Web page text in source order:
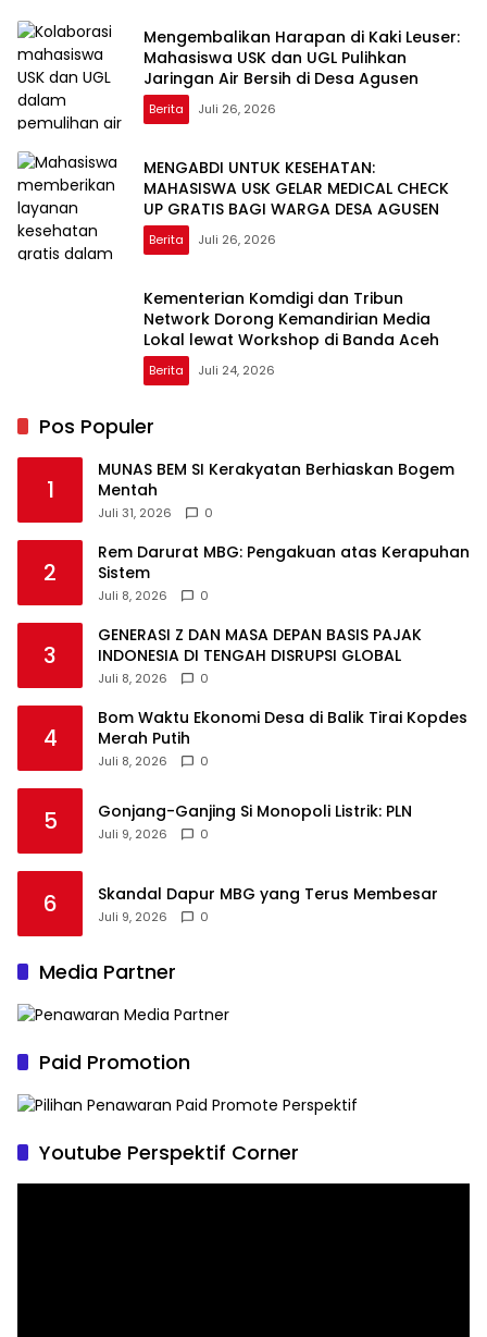
Mengembalikan Harapan di Kaki Leuser:
Mahasiswa USK dan UGL Pulihkan
Jaringan Air Bersih di Desa Agusen
Berita Juli 26, 2026
MENGABDI UNTUK KESEHATAN:
MAHASISWA USK GELAR MEDICAL CHECK
Berita Juli 26, 2026
Kementerian Komdigi dan Tribun
Network Dorong Kemandirian Media
Lokal lewat Workshop di Banda Aceh
Berita Juli 24, 2026
Pos Populer
1
MUNAS BEM SI Kerakyatan Berhiaskan Bogem
Mentah
Juli 31, 2026 0
2
Rem Darurat MBG: Pengakuan atas Kerapuhan
Sistem
Juli 8, 2026 0
3
GENERASI Z DAN MASA DEPAN BASIS PAJAK
INDONESIA DI TENGAH DISRUPSI GLOBAL
Juli 8, 2026 0
4
Bom Waktu Ekonomi Desa di Balik Tirai Kopdes
Merah Putih
Juli 8, 2026 0
5 Gonjang-Ganjing Si Monopoli Listrik: PLN
Juli 9, 2026 0
6 Skandal Dapur MBG yang Terus Membesar
Juli 9, 2026 0
Media Partner
Paid Promotion
Youtube Perspektif Corner